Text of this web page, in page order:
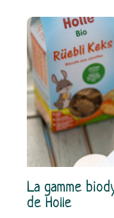
La gamme
de Holle